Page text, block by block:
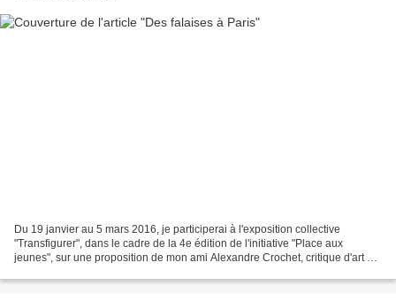
Du 19 janvier au 5 mars 2016, je participerai à l'exposition collective
"Transfigurer", dans le cadre de la 4e édition de l'initiative "Place aux
jeunes", sur une proposition de mon ami Alexandre Crochet, critique d'art et